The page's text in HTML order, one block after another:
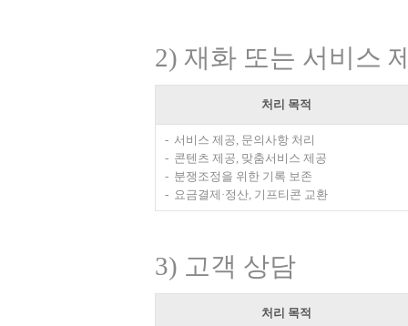
2) 재화 또는 서비스
처리 목적
서비스 제공, 문의사항 처리
콘텐츠 제공, 맞춤서비스 제공
분쟁조정을 위한 기록 보존
요금결제·정산, 기프티콘 교환
3) 고객 상담
처리 목적